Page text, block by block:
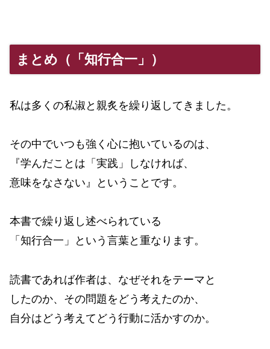
まとめ（「知行合一」）
私は多くの私淑と親炙を繰り返してきました。
その中でいつも強く心に抱いているのは、
『学んだことは「実践」しなければ、
意味をなさない』ということです。
本書で繰り返し述べられている
「知行合一」という言葉と重なります。
読書であれば作者は、なぜそれをテーマと
したのか、その問題をどう考えたのか、
自分はどう考えてどう行動に活かすのか。